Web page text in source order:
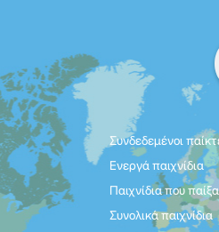
Συνδεδεμένοι
Ενεργά παιχνίδια
Παιχνίδια που
Συνολικά παιχνίδια